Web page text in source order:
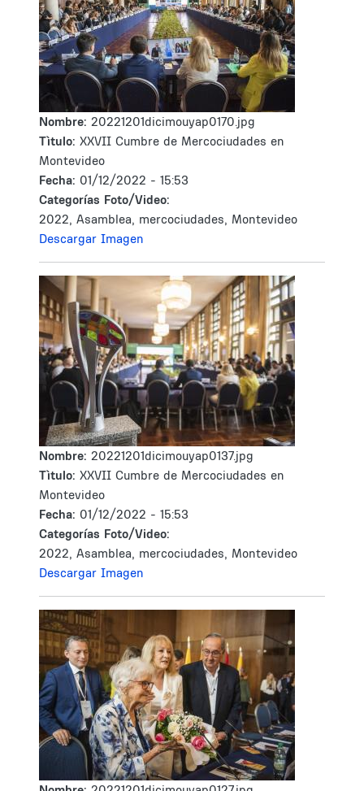
Nombre: 20221201dicimouyap0170.jpg
Tìtulo: XXVII Cumbre de Mercociudades en
Montevideo
Fecha: 01/12/2022 - 15:53
Categorías Foto/Video:
2022, Asamblea, mercociudades, Montevideo
Descargar Imagen
Nombre: 20221201dicimouyap0137.jpg
Tìtulo: XXVII Cumbre de Mercociudades en
Montevideo
Fecha: 01/12/2022 - 15:53
Categorías Foto/Video:
2022, Asamblea, mercociudades, Montevideo
Descargar Imagen